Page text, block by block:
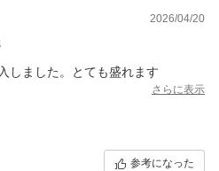
2026/04/20
しました。とても盛れます
さらに表示
参考になった